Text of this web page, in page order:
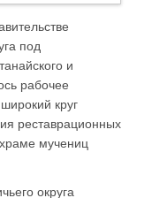
под
и
рабочее
круг
реставрационных
мучениц
округа